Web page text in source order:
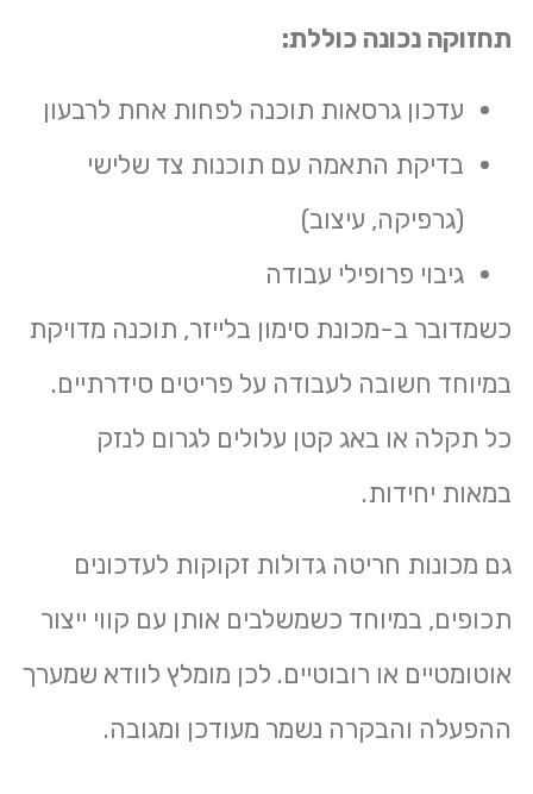
תחזוקה נכונה כוללת:
עדכון גרסאות תוכנה לפחות אחת לרבעון
בדיקת התאמה עם תוכנות צד שלישי
(גרפיקה, עיצוב)
גיבוי פרופילי עבודה
כשמדובר ב-מכונת סימון בלייזר, תוכנה מדויקת
במיוחד חשובה לעבודה על פריטים סידרתיים.
כל תקלה או באג קטן עלולים לגרום לנזק
במאות יחידות.
גם מכונות חריטה גדולותזקוקות לעדכונים
תכופים, במיוחד כשמשלבים אותן עם קווי ייצור
אוטומטיים או רובוטיים. לכן מומלץ לוודא שמערך
ההפעלה והבקרה נשמר מעודכן ומגובה.